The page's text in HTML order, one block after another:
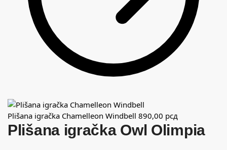
Plišana igračka Chamelleon Windbell 890,00 рсд
Plišana igračka Owl Olimpia